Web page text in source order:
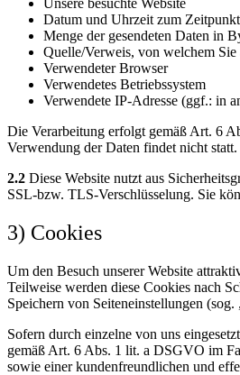
Unsere besuchte Website
Datum und Uhrzeit zum
Menge der gesendeten Daten in
Quelle/Verweis, von welchem Sie
Verwendeter Browser
Verwendetes Betriebssystem
Verwendete IP-Adresse (ggf.: in
Die Verarbeitung erfolgt gemäß Art. 6
Verwendung der Daten findet nicht
2.2 Diese Website nutzt aus
SSL-bzw. TLS-Verschlüsselung. Sie
3) Cookies
Um den Besuch unserer Website
Teilweise werden diese Cookies nach
Speichern von Seiteneinstellungen
Sofern durch einzelne von uns
gemäß Art. 6 Abs. 1 lit. a DSGVO im
sowie einer kundenfreundlichen und